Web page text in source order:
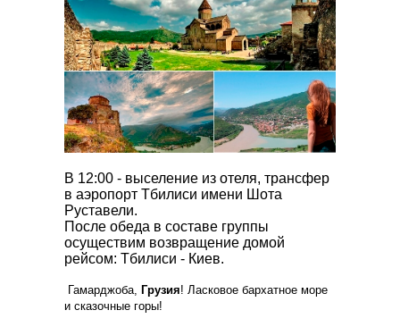
В 12:00 - выселение из отеля, трансфер
в аэропорт Тбилиси имени Шота
Руставели.
После обеда в составе группы
осуществим возвращение домой
рейсом: Тбилиси - Киев.
Гамарджоба, Грузия! Ласковое бархатное море
и сказочные горы!